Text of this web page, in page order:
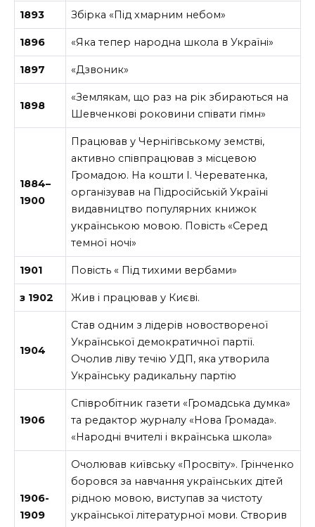
1893 Збірка «Під хмарним небом»
1896 «Яка тепер народна школа в Україні»
1897 «Дзвоник»
1898
«Землякам, що раз на рік збираються на
Шевченкові роковини співати гімн»
1884–
1900
Працював у Чернігівському земстві,
активно співпрацював з місцевою
Громадою. На кошти І. Череватенка,
організував на Підросійській Україні
видавництво популярних книжок
українською мовою. Повість «Серед
темної ночі»
1901 Повість « Під тихими вербами»
з 1902 Жив і працював у Києві.
1904
Став одним з лідерів новоствореної
Української демократичної партії.
Очолив ліву течію УДП, яка утворила
Українську радикальну партію
1906
Співробітник газети «Громадська думка»
та редактор журналу «Нова Громада».
«Народні вчителі і вкраїнська школа»
1906-
1909
Очолював київську «Просвіту». Грінченко
боровся за навчання українських дітей
рідною мовою, виступав за чистоту
української літературної мови. Створив